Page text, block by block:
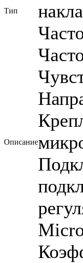
Тип
Описание